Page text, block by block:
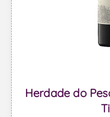
Herdade do